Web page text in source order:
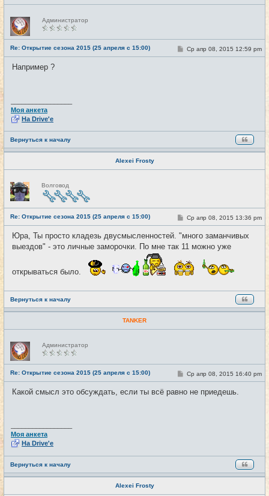
Н
е
в
с
е
т
и
Администратор
Re: Открытие сезона 2015 (25 апреля с 15:00) #27
С
о
Ср апр 08, 2015 12:59 pm
Например ?
Моя анкета
На Drive'e
Вернуться к началу
Alexei Frosty
Н
е
в
с
е
т
и
Волговод
Re: Открытие сезона 2015 (25 апреля с 15:00) #28
С
о
б
щ
н
и
е
Ср апр 08, 2015 13:36 pm
Юра, Ты просто кладезь двусмысленностей. "много заманчивых
выездов" - это личные заморочки. По мне так 11 можно уже
открываться было.
Вернуться к началу
TANKER
Н
е
в
с
е
т
и
Администратор
Re: Открытие сезона 2015 (25 апреля с 15:00) #29
С
о
б
Ср апр 08, 2015 16:40 pm
Какой смысл это обсуждать, если ты всё равно не приедешь.
Моя анкета
На Drive'e
Вернуться к началу
Alexei Frosty